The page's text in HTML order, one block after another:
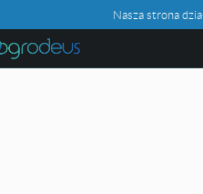
Nasza strona